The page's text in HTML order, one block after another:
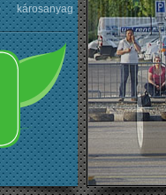
sem újdonság a